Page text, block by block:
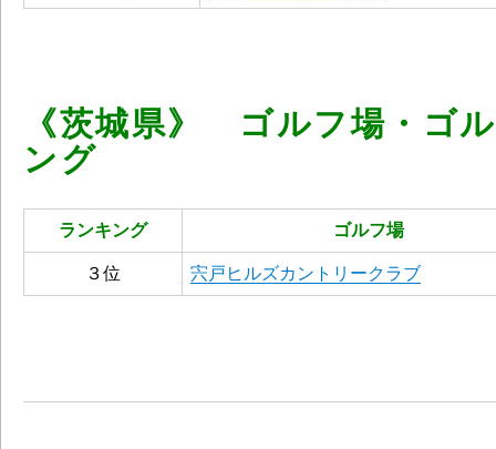
《茨城県》 ゴルフ場・ゴ
ング
ランキング ゴルフ場
３位 宍戸ヒルズカントリークラブ